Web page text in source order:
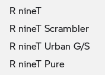
R nineT
R nineT Scrambler
R nineT Urban G/S
R nineT Pure